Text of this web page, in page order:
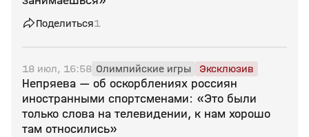
Поделиться1
18 июл, 16:58 Олимпийские игры Эксклюзив
Непряева — об оскорблениях россиян
иностранными спортсменами: «Это были
только слова на телевидении, к нам хорошо
там относились»